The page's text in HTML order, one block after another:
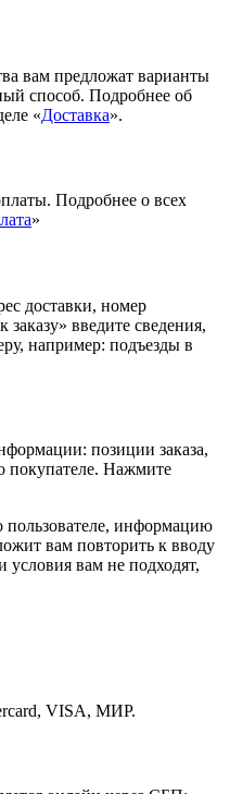
вам предложат варианты
способ. Подробнее об
«Доставка».
Подробнее о всех
»
доставки, номер
введите сведения,
например: подъезды в
позиции заказа,
покупателе. Нажмите
информацию
вам повторить к вводу
условия вам не подходят,
VISA, МИР.